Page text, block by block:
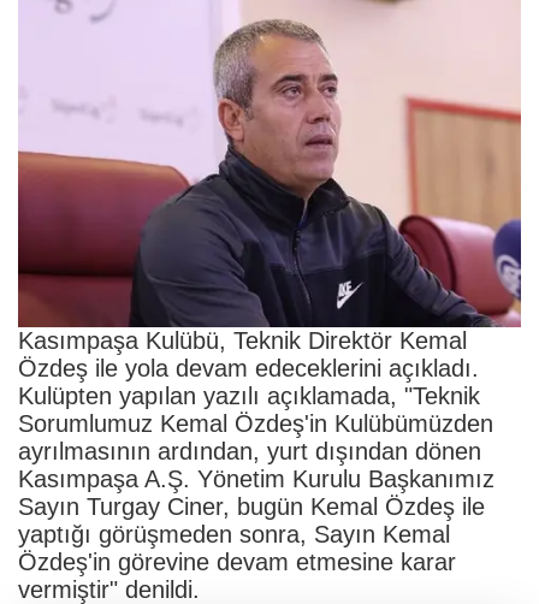
Kasımpaşa Kulübü, Teknik Direktör Kemal
Özdeş ile yola devam edeceklerini açıkladı.
Kulüpten yapılan yazılı açıklamada, "Teknik
Sorumlumuz Kemal Özdeş'in Kulübümüzden
ayrılmasının ardından, yurt dışından dönen
Kasımpaşa A.Ş. Yönetim Kurulu Başkanımız
Sayın Turgay Ciner, bugün Kemal Özdeş ile
yaptığı görüşmeden sonra, Sayın Kemal
Özdeş'in görevine devam etmesine karar
vermiştir" denildi.